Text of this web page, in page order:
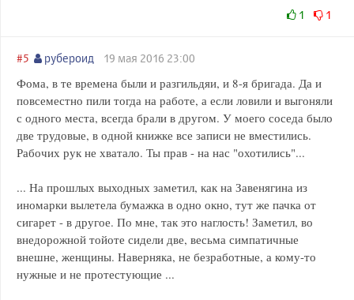
1 1
#5 рубероид 19 мая 2016 23:00
Фома, в те времена были и разгильдяи, и 8-я бригада. Да и
повсеместно пили тогда на работе, а если ловили и выгоняли
с одного места, всегда брали в другом. У моего соседа было
две трудовые, в одной книжке все записи не вместились.
Рабочих рук не хватало. Ты прав - на нас "охотились"...
... На прошлых выходных заметил, как на Завенягина из
иномарки вылетела бумажка в одно окно, тут же пачка от
сигарет - в другое. По мне, так это наглость! Заметил, во
внедорожной тойоте сидели две, весьма симпатичные
внешне, женщины. Наверняка, не безработные, а кому-то
нужные и не протестующие ...